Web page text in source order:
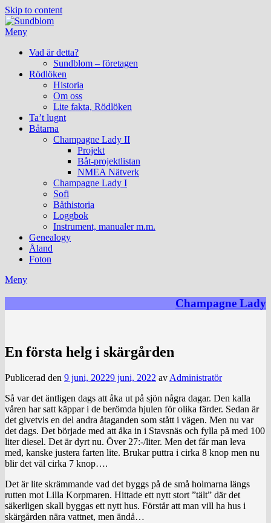
Skip to content
Meny
Vad är detta?
Sundblom – företagen
Rödlöken
Historia
Om oss
Lite fakta, Rödlöken
Ta’t lugnt
Båtarna
Champagne Lady II
Projekt
Båt-projektlistan
NMEA Nätverk
Champagne Lady I
Sofi
Båthistoria
Loggbok
Instrument, manualer m.m.
Genealogy
Åland
Foton
Meny
Champagne Lady
En första helg i skärgården
Publicerad den 9 juni, 20229 juni, 2022 av Administratör
Så var det äntligen dags att åka ut på sjön några dagar. Den kalla
våren har satt käppar i de berömda hjulen för olika färder. Sedan är
det givetvis en del andra åtaganden som stått i vägen. Men nu var
det dags. Det började med att åka in i Stavsnäs och fylla på med 100
liter diesel. Det är dyrt nu. Över 27:-/liter. Men det får man leva
med, kanske justera farten lite. Brukar puttra i cirka 8 knop men nu
blir det väl cirka 7 knop….
Det är lite skrämmande vad det byggs på de små holmarna längs
rutten mot Lilla Korpmaren. Hittade ett nytt stort ”tält” där det
säkerligen skall byggas ett nytt hus. Förstår att man vill ha hus i
skärgården nära vattnet, men ändå…